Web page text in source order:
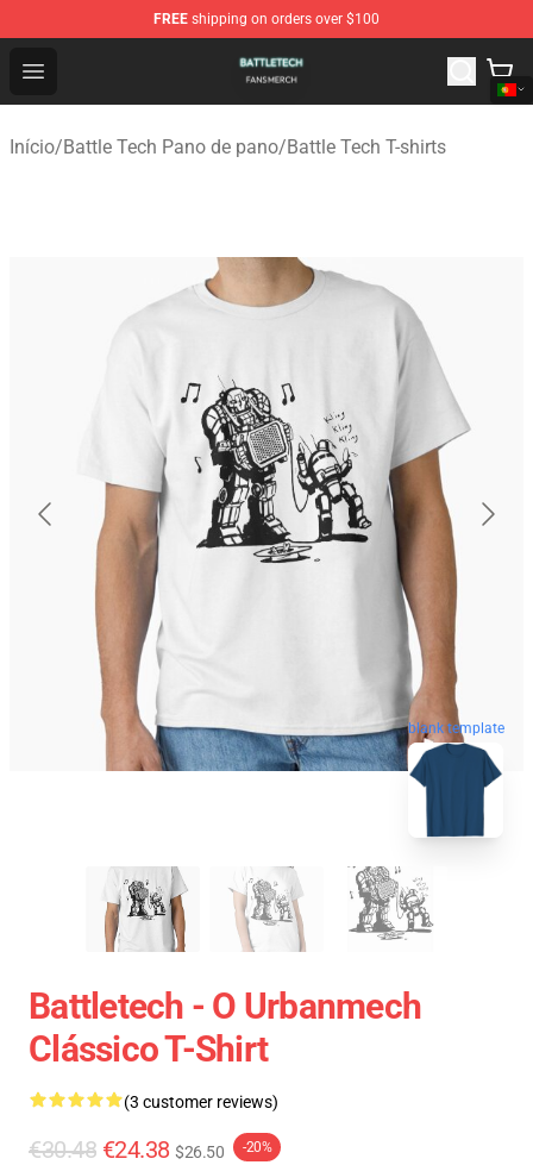
FREE shipping on orders over $100
Open menu
Battle Tech Shop - Official Battle Tech Merchandise Store
Início/Battle Tech Pano de pano/Battle Tech T-shirts
blank template
Battletech - O Urbanmech
Clássico T-Shirt
(3 customer reviews)
€30.48 €24.38 $26.50 -20%